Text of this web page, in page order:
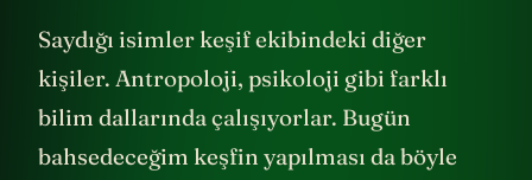
Saydığı isimler keşif ekibindeki diğer
kişiler. Antropoloji, psikoloji gibi farklı
bilim dallarında çalışıyorlar. Bugün
bahsedeceğim keşfin yapılması da böyle